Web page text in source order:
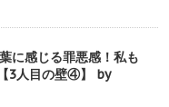
に感じる罪悪感！私も
3人目の壁④】 by